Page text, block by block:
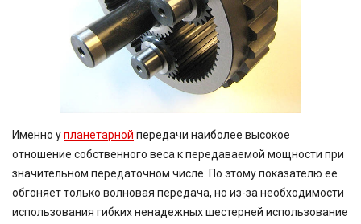
Именно упланетарной передачи наиболее высокое
отношение собственного веса к передаваемой мощности при
значительном передаточном числе. По этому показателю ее
обгоняет только волновая передача, но из-за необходимости
использования гибких ненадежных шестерней использование